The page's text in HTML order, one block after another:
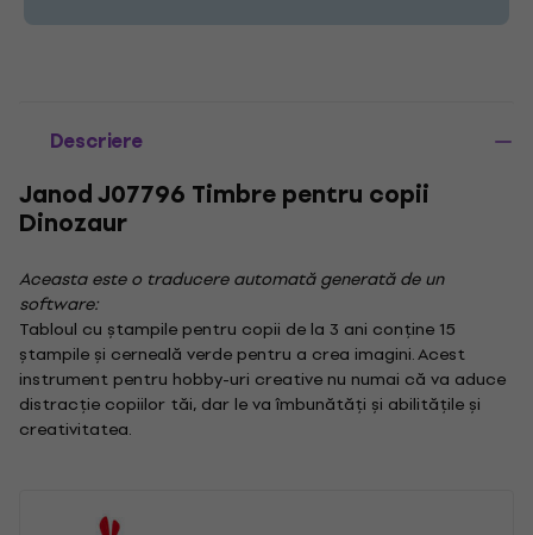
Descriere
Janod J07796 Timbre pentru copii
Dinozaur
Aceasta este o traducere automată generată de un
software:
Tabloul cu ștampile pentru copii de la 3 ani conține 15
ștampile și cerneală verde pentru a crea imagini. Acest
instrument pentru hobby-uri creative nu numai că va aduce
distracție copiilor tăi, dar le va îmbunătăți și abilitățile și
creativitatea.